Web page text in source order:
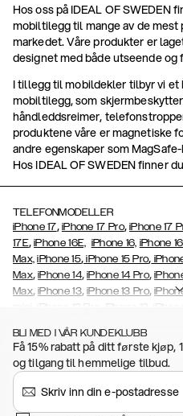
Hos oss på IDEAL OF
mobiltilegg til mange av de
markedet. Våre produkter er
designet med både utseende og
I tillegg til mobildekler tilbyr vi et
mobiltilegg, som
håndleddsreimer,
produktene våre er magnetiske
andre egenskaper som
Hos IDEAL OF SWEDEN finner
TELEFONMODELLER
iPhone 17, iPhone 17 Pro,iPhone 17
17E,iPhone 16E, iPhone 16, iPhone
Max, iPhone 15, iPhone 15 Pro,
Max,iPhone 14,iPhone 14 Pro,
Max,iPhone 13,iPhone 13 Pro,
iPhone 12 Pro iPhone 12
XR ,iPhone X,iPhone SE (2020)
, iPhone 6/6s , iPhone
S26, Galaxy S26+,Galaxy S26
S25+ ,Galaxy S25 Ultra,Galaxy S24,
Ultra,
BLI MED I VÅR KUNDEKLUBB
Få 15% rabatt på ditt første
og tilgang til hemmelige tilbud.